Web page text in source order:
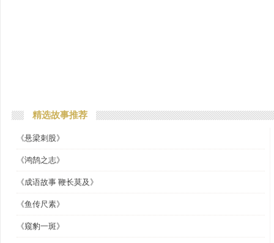
精选故事推荐
《悬梁刺股》
《鸿鹄之志》
《成语故事 鞭长莫及》
《鱼传尺素》
《窥豹一斑》